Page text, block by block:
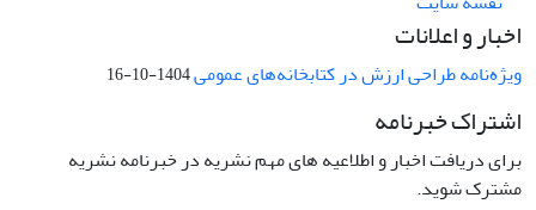
اخبار و اعلانات
ویژه‌نامه طراحی ارزش در کتابخانه‌های عمومی1404-10-16
اشتراک خبرنامه
برای دریافت اخبار و اطلاعیه های مهم نشریه در خبرنامه نشریه
مشترک شوید.